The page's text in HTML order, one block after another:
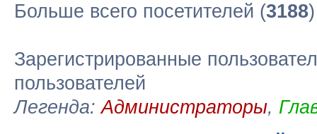
Больше всего посетителей (3188
Зарегистрированные
пользователей
Легенда:Администраторы,